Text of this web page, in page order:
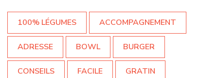
100% LÉGUMES ACCOMPAGNEMENT
ADRESSE BOWL BURGER
CONSEILS FACILE GRATIN